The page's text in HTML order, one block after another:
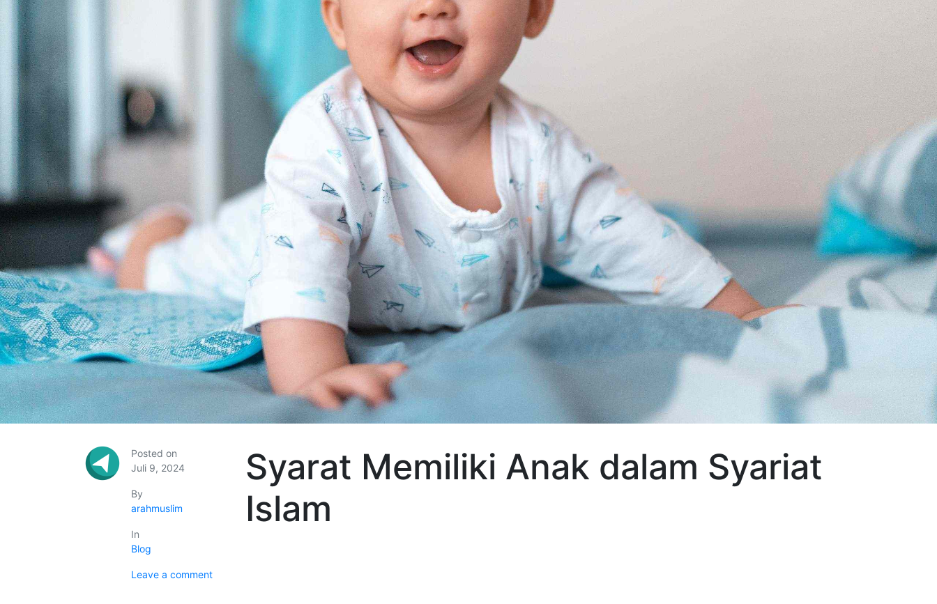
Posted on
Juli 9, 2024
By
arahmuslim
In
Blog
Leave a comment
Syarat Memiliki Anak dalam Syariat
Islam